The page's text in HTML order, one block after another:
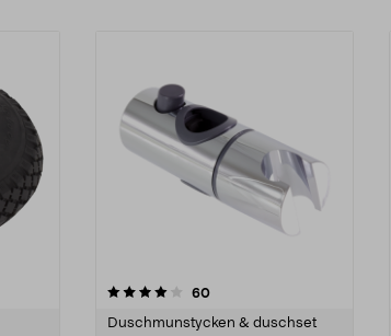
60recensioner
Duschmunstycken & duschset
4.5 av 5 stjärnor